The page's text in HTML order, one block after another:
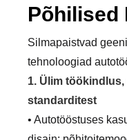
Põhilised
Silmapaistvad
tehnoloogiad
1. Ülim
standarditest
• Autotööstuses